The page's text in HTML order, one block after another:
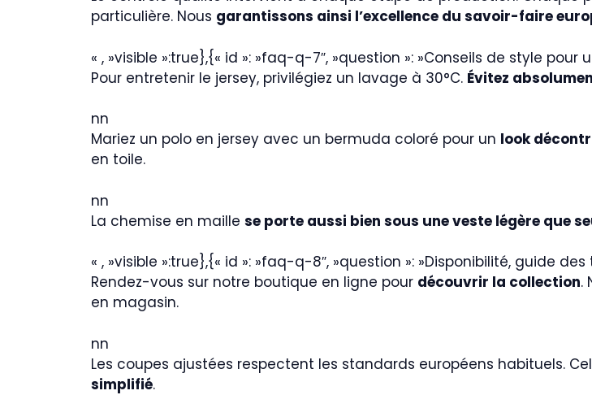
particulière. Nous garantissons ainsi l’excellence du savoir-faire
« , »visible »:true},{« id »: »faq-q-7″, »question »: »Conseils de style pour
Pour entretenir le jersey, privilégiez un lavage à 30°C. Évitez
nn
Mariez un polo en jersey avec un bermuda coloré pour un look
en toile.
nn
La chemise en maille se porte aussi bien sous une veste légère que
« , »visible »:true},{« id »: »faq-q-8″, »question »: »Disponibilité, guide
Rendez-vous sur notre boutique en ligne pour découvrir la collection.
en magasin.
nn
Les coupes ajustées respectent les standards européens habituels.
simplifié.